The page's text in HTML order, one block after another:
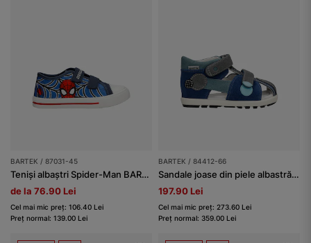
BARTEK / 87031-45
Teniși albaștri Spider-Man BARTEK 87031-45
de la 76.90 Lei
Cel mai mic preț: 106.40 Lei
Preț normal: 139.00 Lei
BARTEK / 84412-66
Sandale joase din piele albastră cu inserții gri BARTEK 84412-66
197.90 Lei
Cel mai mic preț: 273.60 Lei
Preț normal: 359.00 Lei